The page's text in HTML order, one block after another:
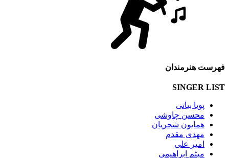
فهرست هنرمندان
SINGER LIST
پویا بیاتی
محسن چاوشی
همایون شجریان
مهدی مقدم
امیر علی
میثم ابراهیمی